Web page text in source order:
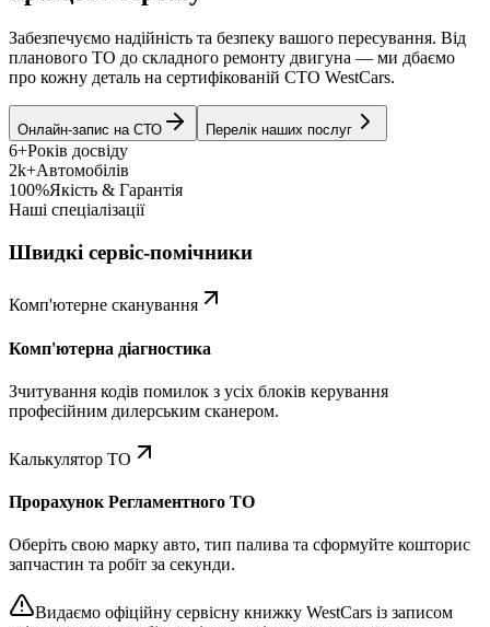
Забезпечуємо надійність та безпеку вашого пересування. Від
планового ТО до складного ремонту двигуна — ми дбаємо
про кожну деталь на сертифікованій СТО WestCars.
Онлайн-запис на СТО Перелік наших послуг
6+Років досвіду
2k+Автомобілів
100%Якість & Гарантія
Наші спеціалізації
Швидкі сервіс-помічники
Комп'ютерне сканування
Комп'ютерна діагностика
Зчитування кодів помилок з усіх блоків керування
професійним дилерським сканером.
Калькулятор ТО
Прорахунок Регламентного ТО
Оберіть свою марку авто, тип палива та сформуйте кошторис
запчастин та робіт за секунди.
Видаємо офіційну сервісну книжку WestCars із записом